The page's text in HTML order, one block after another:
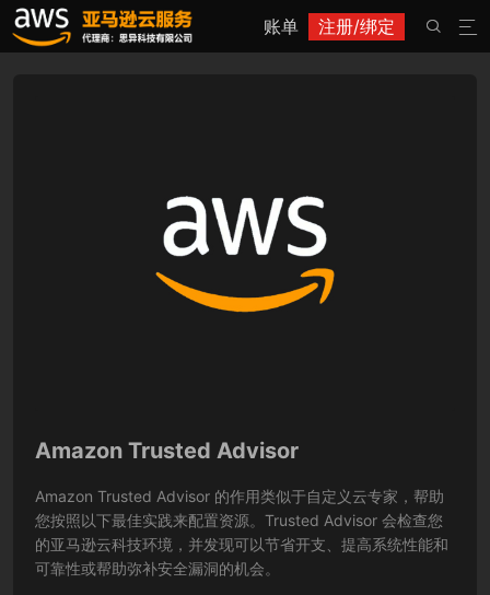
账单 注册/绑定 

Amazon Trusted Advisor
Amazon Trusted Advisor 的作用类似于自定义云专家，帮助
您按照以下最佳实践来配置资源。Trusted Advisor 会检查您
的亚马逊云科技环境，并发现可以节省开支、提高系统性能和
可靠性或帮助弥补安全漏洞的机会。